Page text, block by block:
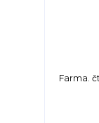
Farma.